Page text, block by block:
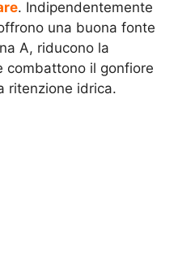
. Indipendentemente
una buona fonte
A, riducono la
combattono il gonfiore
ritenzione idrica.